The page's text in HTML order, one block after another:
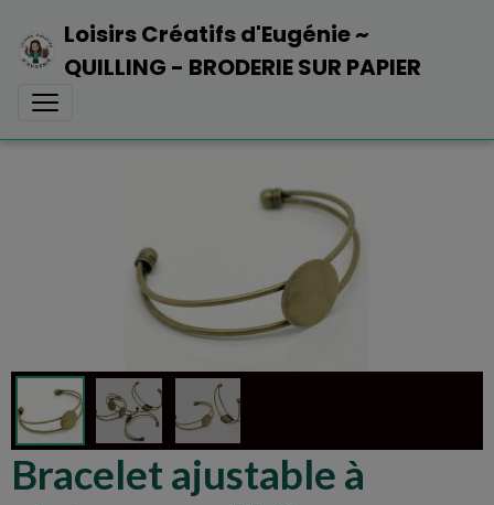
Loisirs Créatifs d'Eugénie ~
QUILLING - BRODERIE SUR PAPIER
Bracelet ajustable à